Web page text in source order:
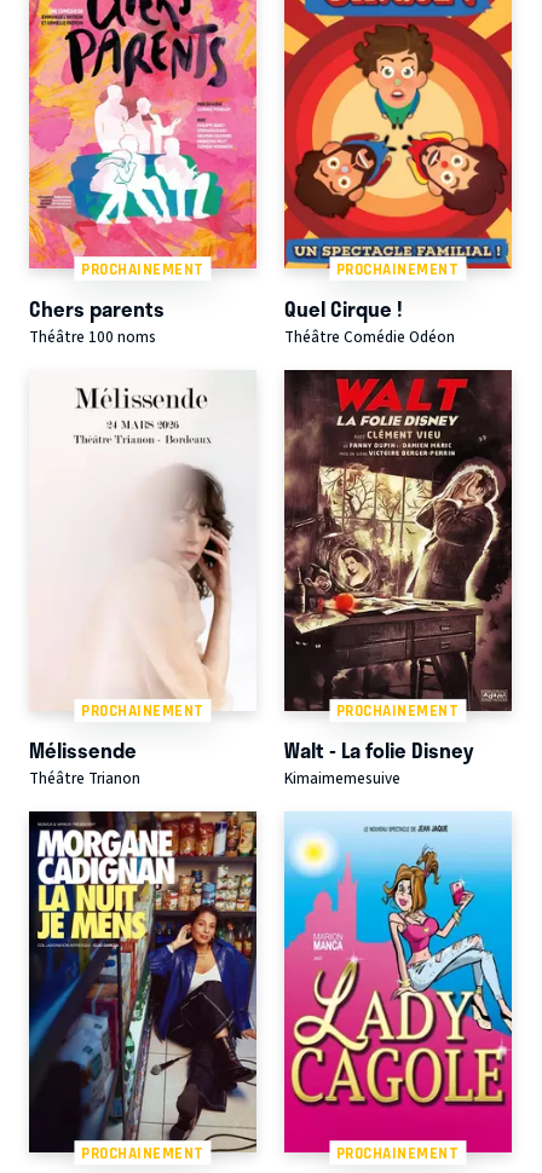
PROCHAINEMENT
Chers parents
Théâtre 100 noms
PROCHAINEMENT
Quel Cirque !
Théâtre Comédie Odéon
PROCHAINEMENT
Mélissende
Théâtre Trianon
PROCHAINEMENT
Walt - La folie Disney
Kimaimemesuive
PROCHAINEMENT PROCHAINEMENT